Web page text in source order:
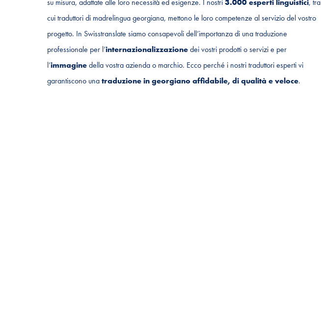
su misura, adattate alle loro necessità ed esigenze. I nostri3.000 esperti linguistici, tra
cui traduttori di madrelingua georgiana, mettono le loro competenze al servizio del vostro
progetto. In Swisstranslate siamo consapevoli dell’importanza di una traduzione
professionale per l’internazionalizzazionedei vostri prodotti o servizi e per
l’immaginedella vostra azienda o marchio. Ecco perché i nostri traduttori esperti vi
garantiscono unatraduzione in georgiano affidabile, di qualità e veloce.